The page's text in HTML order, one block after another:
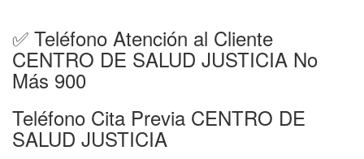
✅ Teléfono Atención al Cliente
CENTRO DE SALUD JUSTICIA No
Más 900
Teléfono Cita Previa CENTRO DE
SALUD JUSTICIA